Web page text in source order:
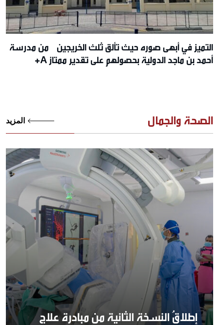
التميز في أبهى صوره حيث تألق ثلث الخريجين من مدرسة
أحمد بن ماجد الدولية بحصولهم على تقدير ممتاز A+
الصحة والجمال المزيد
إطلاقُ النسخة الثانية من مبادرة علاج